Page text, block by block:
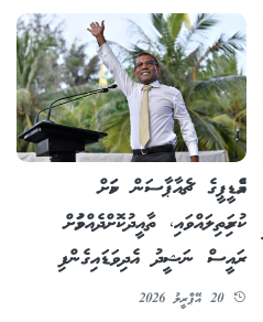
އެމްޑީޕީގެ ޗެއާޕާސަން ކަމަށް
ކުރިމަތިލައްވައި، ތާއީދުކޮށްދެއްވުމަށް
ރައީސް ނަޝީދު އެދިވަޑައިގެންފި
20 އޭޕްރީލު 2026